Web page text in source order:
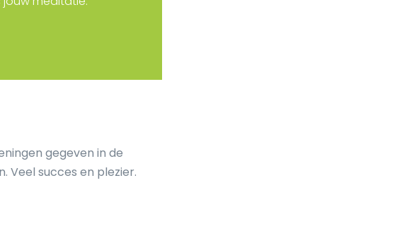
gegeven in de
Veel succes en plezier.